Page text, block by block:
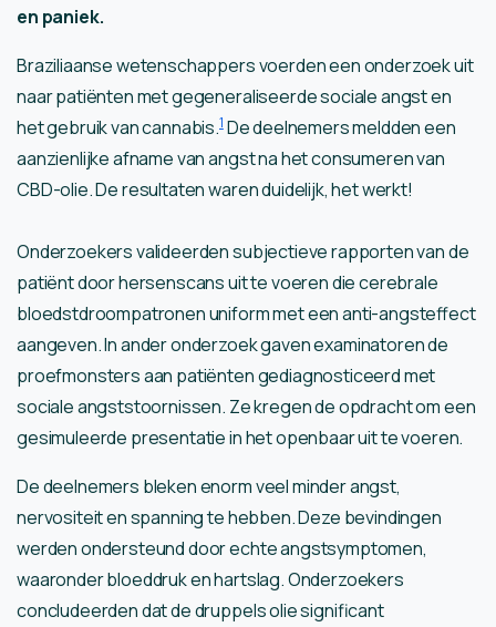
en paniek.
Braziliaanse wetenschappers voerden een onderzoek uit
naar patiënten met gegeneraliseerde sociale angst en
het gebruik van cannabis.1De deelnemers meldden een
aanzienlijke afname van angst na het consumeren van
CBD-olie. De resultaten waren duidelijk, het werkt!
Onderzoekers valideerden subjectieve rapporten van de
patiënt door hersenscans uit te voeren die cerebrale
bloedstdroompatronen uniform met een anti-angsteffect
aangeven. In ander onderzoek gaven examinatoren de
proefmonsters aan patiënten gediagnosticeerd met
sociale angststoornissen. Ze kregen de opdracht om een ​​
gesimuleerde presentatie in het openbaar uit te voeren.
De deelnemers bleken enorm veel minder angst,
nervositeit en spanning te hebben. Deze bevindingen
werden ondersteund door echte angstsymptomen,
waaronder bloeddruk en hartslag. Onderzoekers
concludeerden dat de druppels olie significant